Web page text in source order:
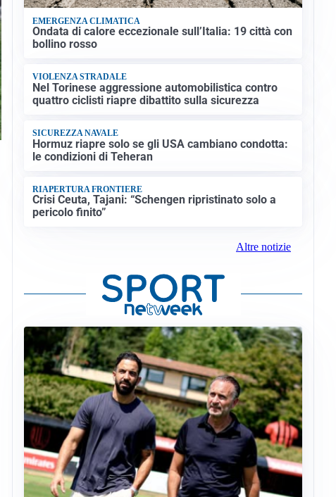
EMERGENZA CLIMATICA
Ondata di calore eccezionale sull’Italia: 19 città con
bollino rosso
VIOLENZA STRADALE
Nel Torinese aggressione automobilistica contro
quattro ciclisti riapre dibattito sulla sicurezza
SICUREZZA NAVALE
Hormuz riapre solo se gli USA cambiano condotta:
le condizioni di Teheran
RIAPERTURA FRONTIERE
Crisi Ceuta, Tajani: “Schengen ripristinato solo a
pericolo finito”
Altre notizie